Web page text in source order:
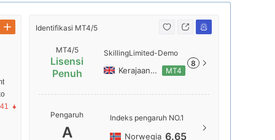
Identifikasi MT4/5
MT4/5
Lisensi
Penuh
SkillingLimited-Demo
Kerajaan Inggris MT4
8
Pengaruh
A
Indeks pengaruh NO.1
Norwegia 6.65